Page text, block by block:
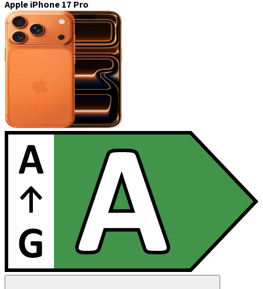
Apple iPhone 17 Pro